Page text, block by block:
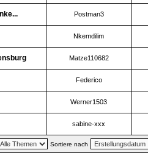
Postman3
Nkemdilim
Matze110682
Federico
Werner1503
sabine-xxx
Sortiere nach